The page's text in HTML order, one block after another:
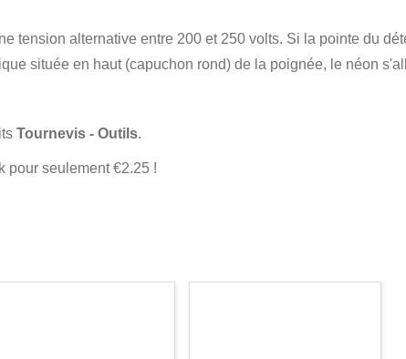
tension alternative entre 200 et 250 volts. Si la pointe du
située en haut (capuchon rond) de la poignée, le néon
Tournevis - Outils.
pour seulement €2.25 !